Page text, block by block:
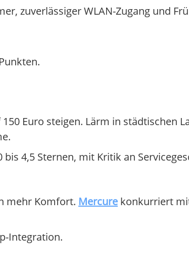
zuverlässiger WLAN-Zugang und
Euro steigen. Lärm in städtischen
4,5 Sternen, mit Kritik an
mehr Komfort. Mercure konkurriert
Integration.